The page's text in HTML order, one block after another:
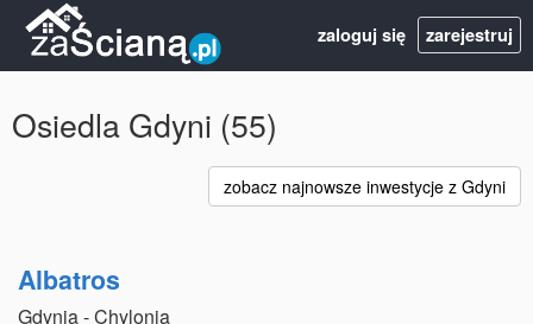
zaloguj się zarejestruj
Osiedla Gdyni (55)
zobacz najnowsze inwestycje z Gdyni
Albatros
Gdynia - Chylonia